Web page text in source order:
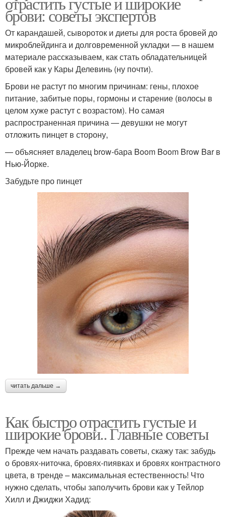
брови: советы экспертов
От карандашей, сывороток и диеты для роста бровей до
микроблейдинга и долговременной укладки — в нашем
материале рассказываем, как стать обладательницей
бровей как у Кары Делевинь (ну почти).
Брови не растут по многим причинам: гены, плохое
питание, забитые поры, гормоны и старение (волосы в
целом хуже растут с возрастом). Но самая
распространенная причина — девушки не могут
отложить пинцет в сторону,
— объясняет владелец brow-бара Boom Boom Brow Bar в
Нью-Йорке.
Забудьте про пинцет
читать дальше →
Как быстро отрастить густые и
широкие брови.. Главные советы
Прежде чем начать раздавать советы, скажу так: забудь
о бровях-ниточка, бровях-пиявках и бровях контрастного
цвета, в тренде – максимальная естественность! Что
нужно сделать, чтобы заполучить брови как у Тейлор
Хилл и Джиджи Хадид: